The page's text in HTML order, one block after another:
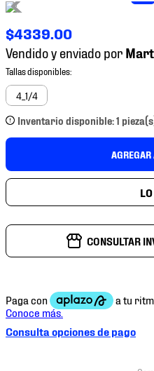
$4339.00
Vendido y enviado por
4_1/4
Inventario disponible: 1
CONSULTAR
Consulta opciones de pago
tenis
4.
tenis futbol
5.
mochila
6.
jersey
8.
tenis niño